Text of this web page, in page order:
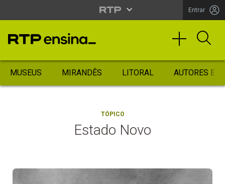
Entrar
MUSEUS MIRANDÊS LITORAL AUTORES
TÓPICO
Estado Novo